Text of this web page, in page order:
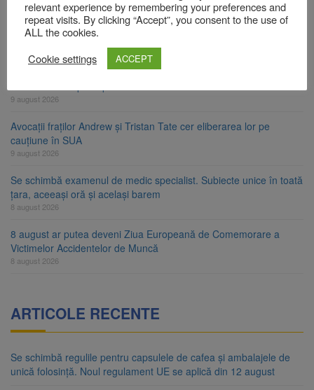
Zece troițe istorice din Șcheii Brașovului vor fi restaurate.
Contractul de finanțare a fost semnat
La 97 de ani, a doborât propriul record mondial. Betty Bromage a
9 august 2026
Avocații fraților Andrew și Tristan Tate cer eliberarea lor pe
cauțiune în SUA
9 august 2026
Se schimbă examenul de medic specialist. Subiecte unice în toată
țara, aceeași oră și același barem
8 august 2026
8 august ar putea deveni Ziua Europeană de Comemorare a
Victimelor Accidentelor de Muncă
8 august 2026
ARTICOLE RECENTE
Se schimbă regulile pentru capsulele de cafea și ambalajele de
unică folosință. Noul regulament UE se aplică din 12 august
relevant experience by remembering your preferences and
repeat visits. By clicking “Accept”, you consent to the use of
ALL the cookies.
Cookie settings
ACCEPT